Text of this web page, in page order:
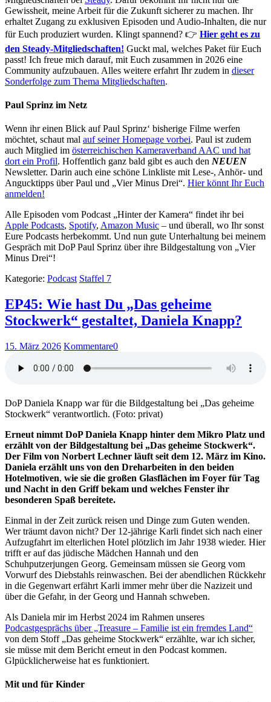
Gewissheit, meine Arbeit für die Zukunft sicherer zu machen. Ihr
erhaltet Zugang zu exklusiven Episoden und Audio-Inhalten, die nur
für Euch produziert wurden. Klingt spannend? 👉 Hier geht es zu
den Steady-Mitgliedschaften! Guckt mal, welches Paket für Euch
passt! Ich freue mich darauf, mit Euch zusammen in 2026 eine
Community aufzubauen. Alles weitere erfahrt Ihr zudem in dieser
Sonderfolge zum Thema Mitgliedschaften.
Paul Sprinz im Netz
Wenn ihr einen Blick auf Paul Sprinz‘ bisherige Filme werfen
möchtet, schaut mal auf seiner Homepage vorbei. Paul ist zudem
auch Mitglied im österreichischen Kameraverband AAC und hat
dort ein Profil. Hoffentlich ganz bald gibt es auch den NEUEN
Newsletter. Darin auch eine schöne Linkliste mit Lese-, Anhör- und
Angucktipps über Paul und „Vier Minus Drei“. Hier könnt Ihr Euch
anmelden!
Alle Episoden vom Podcast „Hinter der Kamera“ findet ihr bei
Apple Podcasts, Spotify, Amazon Music – und überall, wo Ihr sonst
Eure Podcasts herbekommt. Und nun gute Unterhaltung bei meinem
Gespräch mit DoP Paul Sprinz über ihre Bildgestaltung von „Vier
Minus Drei“!
Kategorie: Podcast Staffel 7
EP45: Wie hast Du „Das geheime
Stockwerk“ gestaltet, Daniela Knapp?
15. März 2026 Kommentare0
DoP Daniela Knapp war für die Bildgestaltung bei „Das geheime
Stockwerk“ verantwortlich. (Foto: privat)
Erneut nimmt DoP Daniela Knapp hinter dem Mikro Platz und
erzählt von der Bildgestaltung bei „Das geheime Stockwerk“.
Der Film von Norbert Lechner läuft seit dem 12. März im Kino.
Daniela erzählt uns von den Dreharbeiten in den beiden
Hotelmotiven, wie sie die großen Glasflächen im Foyer für Tag
und Nacht in den Griff bekam und welches Fenster ihr
besonderen Spaß bereitete.
Einmal in der Zeit zurück reisen und Dinge zum Guten wenden.
Wer träumt davon nicht? Der 12-jährige Karli findet sich nach einer
Aufzugfahrt im elterlichen Hotel plötzlich im Jahr 1938 wieder. Hier
trifft er auf das jüdische Mädchen Hannah und den
Schuhputzerjungen Georg. Gemeinsam müssen sie Georg vom
Vorwurf des Diebstahls reinwaschen. Bei der abendlichen Rückkehr
in die Gegenwart erfährt Karli immer mehr über die Nazizeit und
über die Gefahr, in der Georg und Hannah schweben.
Als Daniela mir im Herbst 2024 im Rahmen unseres
Podcastgesprächs über „Treasure – Familie ist ein fremdes Land“
von dem Stoff „Das geheime Stockwerk“ erzählte, war ich sicher,
sie müsse mit dem Bericht erneut in den Podcast kommen.
Glpücklicherweise hat es funktioniert.
Mit und für Kinder